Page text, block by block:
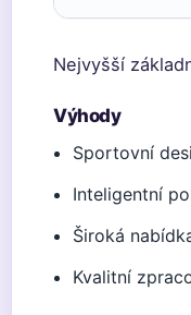
Nejvyšší
Výhody
Sportovní
Inteligentní
Široká
Kvalitní